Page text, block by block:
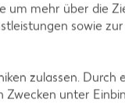
um mehr über die
sowie zur
zulassen. Durch
Zwecken unter